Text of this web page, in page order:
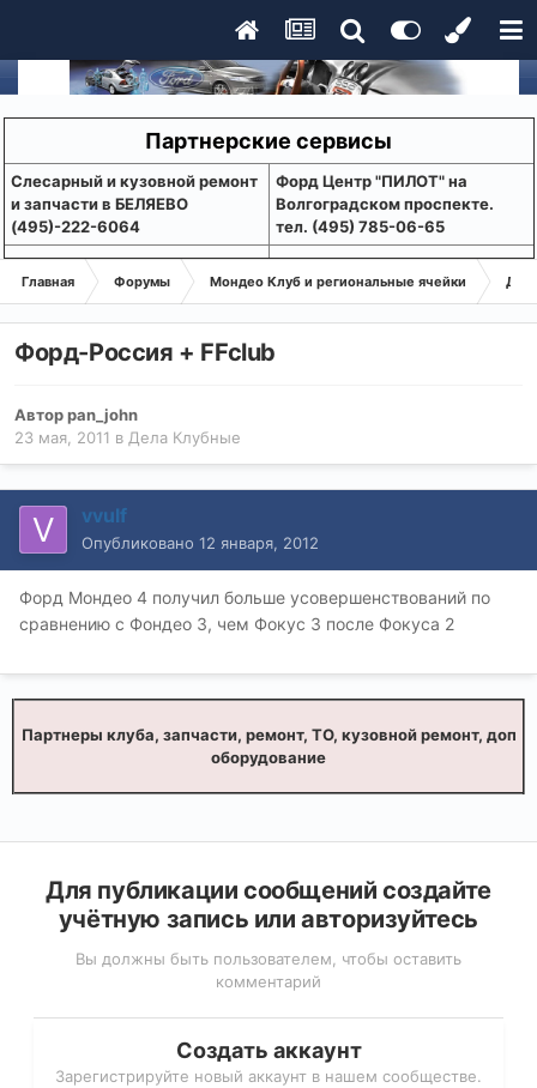
Партнерские сервисы
Слесарный и кузовной ремонт
и запчасти в БЕЛЯЕВО
(495)-222-6064
Форд Центр "ПИЛОТ" на
Волгоградском проспекте.
тел. (495) 785-06-65
Главная Форумы Мондео Клуб и региональные ячейки
Форд-Россия + FFclub
Авторpan_john
23 мая, 2011 в Дела Клубные
vvulf
Опубликовано 12 января, 2012
Форд Мондео 4 получил больше усовершенствований по
сравнению с Фондео 3, чем Фокус 3 после Фокуса 2
Партнеры клуба, запчасти, ремонт, ТО, кузовной ремонт, доп
оборудование
Для публикации сообщений создайте
учётную запись или авторизуйтесь
Вы должны быть пользователем, чтобы оставить
комментарий
Создать аккаунт
Зарегистрируйте новый аккаунт в нашем сообществе.